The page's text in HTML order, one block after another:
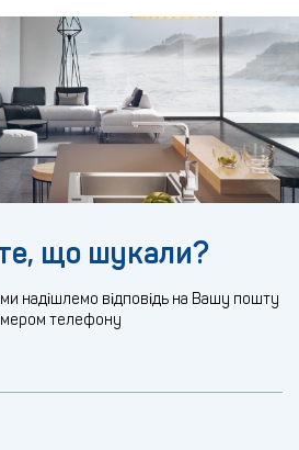
що шукали?
надішлемо відповідь на Вашу пошту
телефону